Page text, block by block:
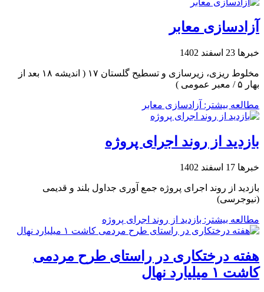
آزادسازی معابر
خبرها 23 اسفند 1402
مخلوط ریزی، زیرسازی و تسطیح گلستان ۱۷ ( اندیشه ۱۸ بعد از
بهار ۵ / معبر عمومی )
مطالعه بیشتر: آزادسازی معابر
بازدید از روند اجرای پروژه
خبرها 17 اسفند 1402
بازدید از روند اجرای پروژه جمع آوری جداول بلند و قدیمی
(نیوجرسی)
مطالعه بیشتر: بازدید از روند اجرای پروژه
هفته درختکاری در راستای طرح مردمی
کاشت ۱ میلیارد نهال